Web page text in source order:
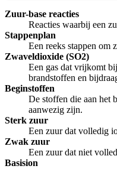
Zuur-base reacties
Reacties waarbij een
Stappenplan
Een reeks stappen om
Zwaveldioxide (SO2)
Een gas dat vrijkomt
brandstoffen en
Beginstoffen
De stoffen die aan het
aanwezig zijn.
Sterk zuur
Een zuur dat volledig
Zwak zuur
Een zuur dat niet
Basision